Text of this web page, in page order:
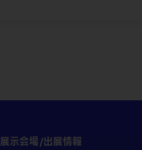
展示会場/出展情報